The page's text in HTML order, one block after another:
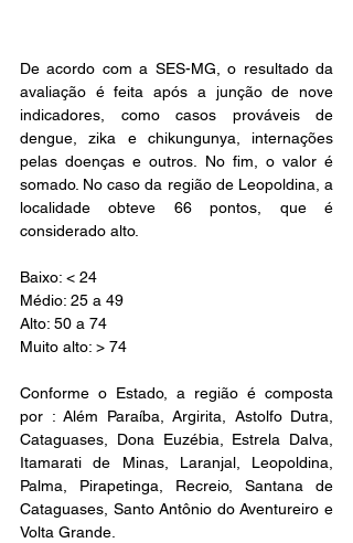
De acordo com a SES-MG, o resultado da
avaliação é feita após a junção de nove
indicadores, como casos prováveis de
dengue, zika e chikungunya, internações
pelas doenças e outros. No fim, o valor é
somado. No caso da região de Leopoldina, a
localidade obteve 66 pontos, que é
considerado alto.
Baixo: < 24
Médio: 25 a 49
Alto: 50 a 74
Muito alto: > 74
Conforme o Estado, a região é composta
por : Além Paraíba, Argirita, Astolfo Dutra,
Cataguases, Dona Euzébia, Estrela Dalva,
Itamarati de Minas, Laranjal, Leopoldina,
Palma, Pirapetinga, Recreio, Santana de
Cataguases, Santo Antônio do Aventureiro e
Volta Grande.